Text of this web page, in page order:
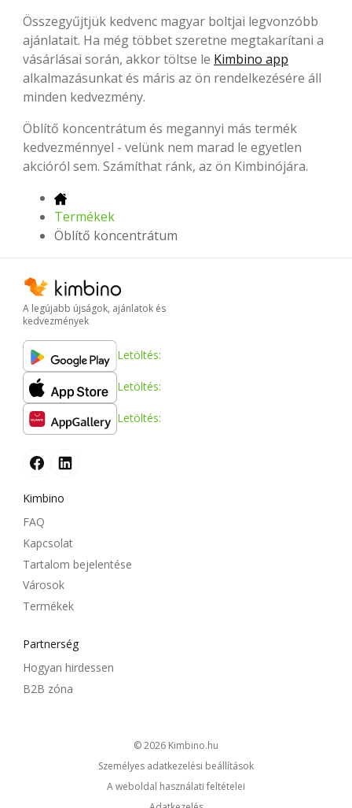
Összegyűjtjük kedvenc magyar boltjai legvonzóbb
ajánlatait. Ha még többet szeretne megtakarítani a
vásárlásai során, akkor töltse le Kimbino app
alkalmazásunkat és máris az ön rendelkezésére áll
minden kedvezmény.
Öblítő koncentrátum és megannyi más termék
kedvezménnyel - velünk nem marad le egyetlen
akcióról sem. Számíthat ránk, az ön Kimbinójára.
Termékek
Öblítő koncentrátum
A legújabb újságok, ajánlatok és
kedvezmények
Letöltés:
Letöltés:
Letöltés:
Kimbino
FAQ
Kapcsolat
Tartalom bejelentése
Városok
Termékek
Partnerség
Hogyan hirdessen
B2B zóna
© 2026
kimbino.hu
Személyes adatkezelési beállítások
A weboldal használati feltételei